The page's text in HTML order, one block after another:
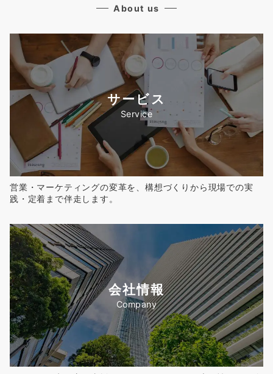
About us
サービス
Service
営業・マーケティングの変革を、構想づくりから現場での実
践・定着まで伴走します。
会社情報
Company